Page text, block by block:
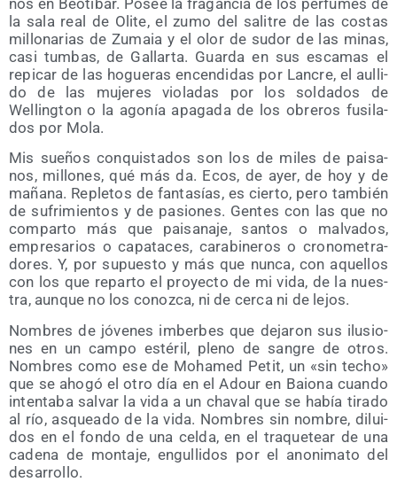
la sala real de Oli­te, el zumo del sali­tre de las cos­tas
millo­na­rias de Zumaia y el olor de sudor de las minas,
casi tum­bas, de Gallar­ta. Guar­da en sus esca­mas el
repi­car de las hogue­ras encen­di­das por Lan­cre, el aulli­
do de las muje­res vio­la­das por los sol­da­dos de
Welling­ton o la ago­nía apa­ga­da de los obre­ros fusi­la­
dos por Mola.
Mis sue­ños con­quis­ta­dos son los de miles de pai­sa­
nos, millo­nes, qué más da. Ecos, de ayer, de hoy y de
maña­na. Reple­tos de fan­ta­sías, es cier­to, pero tam­bién
de sufri­mien­tos y de pasio­nes. Gen­tes con las que no
com­par­to más que pai­sa­na­je, san­tos o mal­va­dos,
empre­sa­rios o capa­ta­ces, cara­bi­ne­ros o cro­no­me­tra­
do­res. Y, por supues­to y más que nun­ca, con aque­llos
con los que repar­to el pro­yec­to de mi vida, de la nues­
tra, aun­que no los conoz­ca, ni de cer­ca ni de lejos.
Nom­bres de jóve­nes imber­bes que deja­ron sus ilu­sio­
nes en un cam­po esté­ril, pleno de san­gre de otros.
Nom­bres como ese de Moha­med Petit, un «sin techo»
que se aho­gó el otro día en el Adour en Baio­na cuan­do
inten­ta­ba sal­var la vida a un cha­val que se había tira­do
al río, asquea­do de la vida. Nom­bres sin nom­bre, dilui­
dos en el fon­do de una cel­da, en el tra­que­tear de una
cade­na de mon­ta­je, engu­lli­dos por el ano­ni­ma­to del
desarrollo.